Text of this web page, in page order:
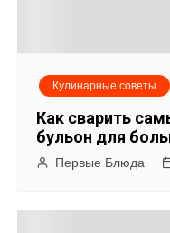
Кулинарные советы
Как сварить
бульон для
Первые Блюда